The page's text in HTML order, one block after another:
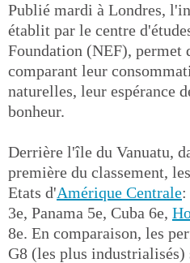
Publié mardi à Londres,
établit par le centre
Foundation (NEF), permet
comparant leur
naturelles, leur espérance
bonheur.
Derrière l'île du Vanuatu,
première du classement,
Etats d'Amérique Centrale:
3e, Panama 5e, Cuba 6e,
8e. En comparaison, les
G8 (les plus industrialisés)